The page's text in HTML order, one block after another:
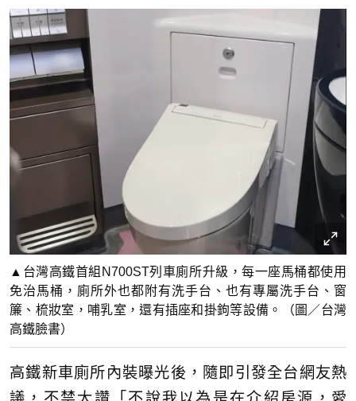
▲台灣高鐵首組N700ST列車廁所升級，每一座馬桶都使用
免治馬桶，廁所外也都附有洗手台、也有專屬洗手台、窗
簾、梳妝室，哺乳室，還有插座和掛鉤等設備。（圖／台灣
高鐵臉書）
高鐵新車廁所內裝曝光後，隨即引發全台網友熱